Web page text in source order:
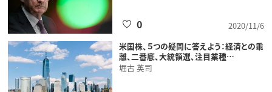
2020/11/6
0
米国株、５つの疑問に答えよう：経済との乖
離、二番底、大統領選、注目業種…
堀古 英司